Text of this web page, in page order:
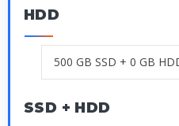
HDD
SSD + HDD